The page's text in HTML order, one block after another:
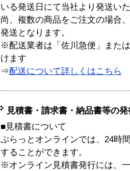
いる発送日にて当社より発送い
尚、複数の商品をご注文の場合
発送となります。
※配送業者は「佐川急便」また
けます
⇒配送について詳しくはこちら
見積書・請求書・納品書等の
■見積書について
ぷらっとオンラインでは、24時
することができます。
※オンライン見積書発行には、